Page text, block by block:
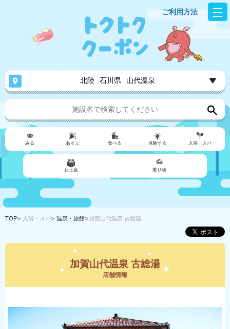
ご利用方法
北陸 石川県 山代温泉
みる あそぶ 食べる 体験する 入浴・スパ
お土産 乗り物
TOP 入浴・スパ 温泉・旅館 加賀山代温泉 古総湯
加賀山代温泉 古総湯
店舗情報